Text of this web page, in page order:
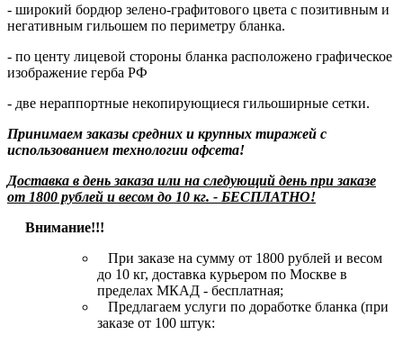
- широкий бордюр зелено-графитового цвета с позитивным и
негативным гильошем по периметру бланка.
- по центу лицевой стороны бланка расположено графическое
изображение герба РФ
- две нераппортные некопирующиеся гильоширные сетки.
Принимаем заказы средних и крупных тиражей с
использованием технологии офсета!
Доставка в день заказа или на следующий день при заказе
от 1800 рублей и весом до 10 кг. - БЕСПЛАТНО!
Внимание!!!
При заказе на сумму от 1800 рублей и весом
до 10 кг, доставка курьером по Москве в
пределах МКАД - бесплатная;
Предлагаем услуги по доработке бланка (при
заказе от 100 штук: